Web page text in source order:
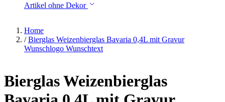
Artikel ohne Dekor
Home
/ Bierglas Weizenbierglas Bavaria 0,4L mit Gravur
Wunschlogo Wunschtext
Bierglas Weizenbierglas